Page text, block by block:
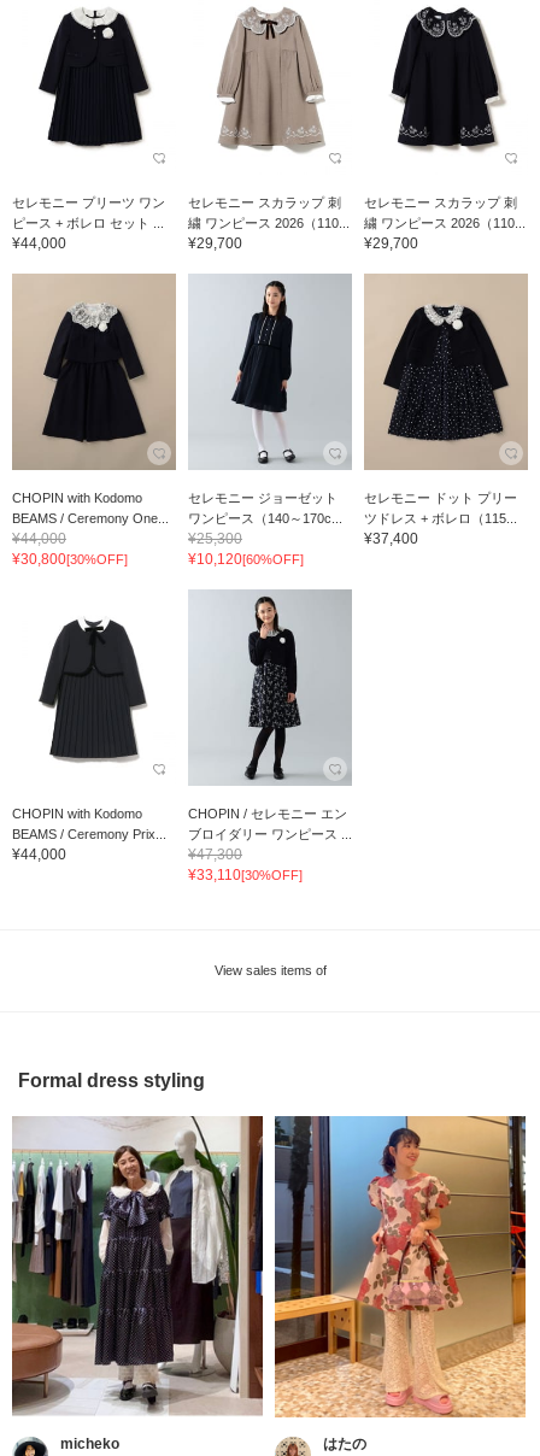
セレモニー プリーツ ワン
ピース + ボレロ セット ...
¥44,000
セレモニー スカラップ 刺
繍 ワンピース 2026（110...
¥29,700
セレモニー スカラップ 刺
繍 ワンピース 2026（110...
¥29,700
CHOPIN with Kodomo
BEAMS / Ceremony One...
¥44,000
¥30,800[30%OFF]
セレモニー ジョーゼット
ワンピース（140～170c...
¥25,300
¥10,120[60%OFF]
セレモニー ドット プリー
ツドレス + ボレロ（115...
¥37,400
CHOPIN with Kodomo
BEAMS / Ceremony Prix...
¥44,000
CHOPIN / セレモニー エン
ブロイダリー ワンピース ...
¥47,300
¥33,110[30%OFF]
View sales items of
Formal dress styling
micheko
はたの